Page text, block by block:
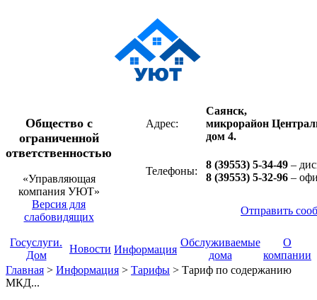
Общество с
ограниченной
ответственностью
«Управляющая
компания УЮТ»
Адрес:
Саянск,
микрорайон
дом 4.
Телефоны:
8 (39553) 5-34-49 –
8 (39553) 5-32-96 –
Версия для
слабовидящих
Отправить
Госуслуги.
Дом
Новости Информация
Обслуживаемые
дома
О
компании
Главная > Информация > Тарифы > Тариф по содержанию
МКД...